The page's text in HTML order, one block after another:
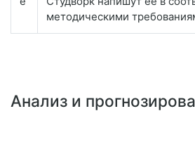
методическими
Анализ и